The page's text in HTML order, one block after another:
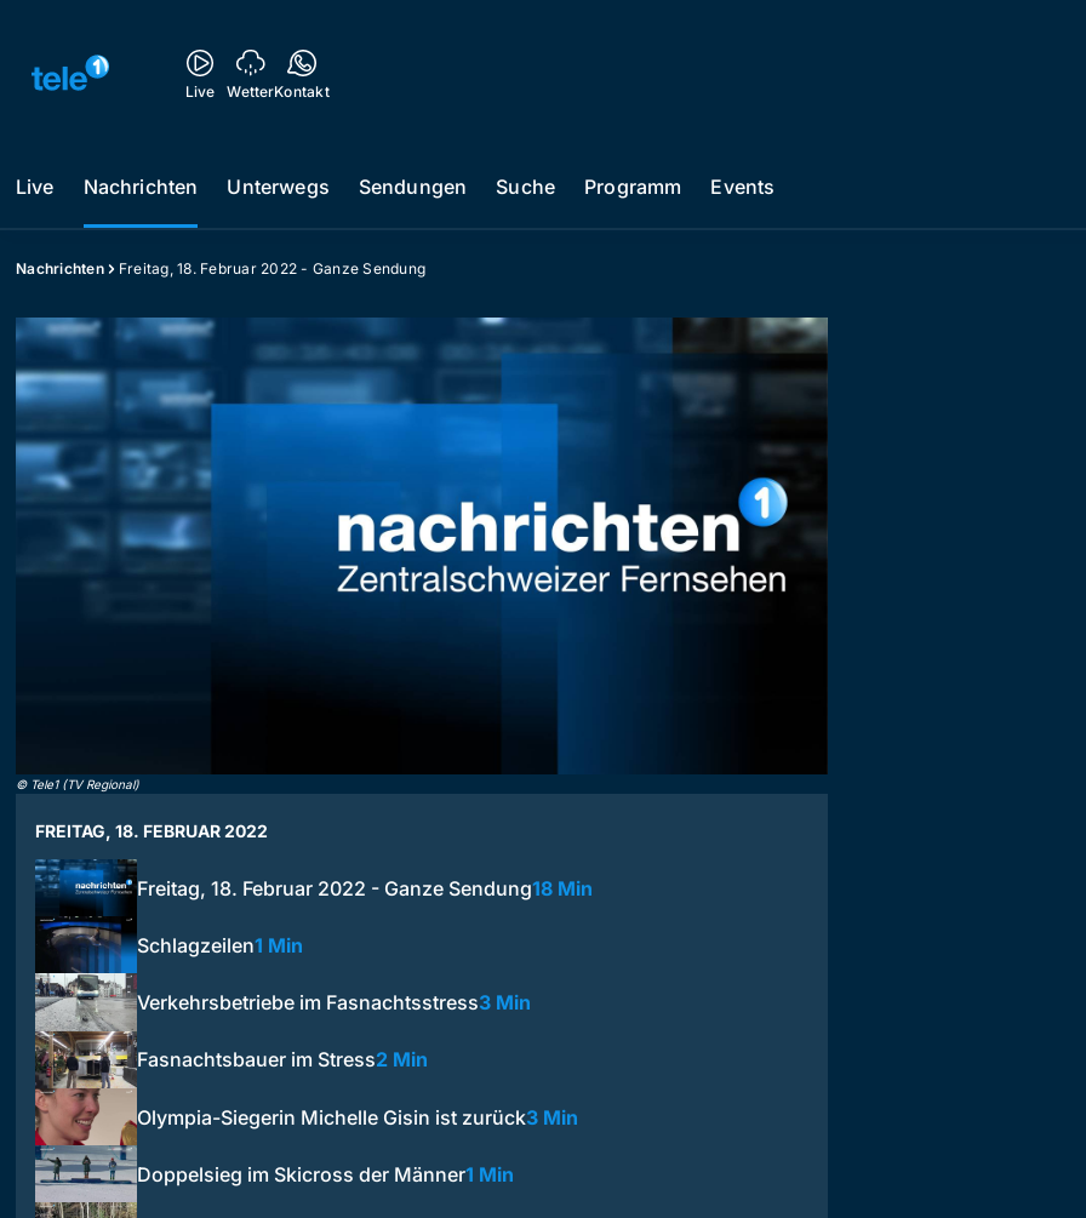
Live WetterKontakt
Live Nachrichten Unterwegs Sendungen Suche Programm Events
Nachrichten Freitag, 18. Februar 2022 - Ganze Sendung
© Tele1 (TV Regional)
FREITAG, 18. FEBRUAR 2022
Freitag, 18. Februar 2022 - Ganze Sendung18 Min
Schlagzeilen1 Min
Verkehrsbetriebe im Fasnachtsstress3 Min
Fasnachtsbauer im Stress2 Min
Olympia-Siegerin Michelle Gisin ist zurück3 Min
Doppelsieg im Skicross der Männer1 Min